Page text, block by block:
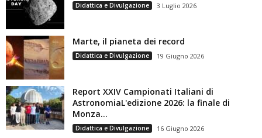
Didattica e Divulgazione 3 Luglio 2026
Marte, il pianeta dei record
Didattica e Divulgazione 19 Giugno 2026
Report XXIV Campionati Italiani di
AstronomiaL'edizione 2026: la finale di
Monza...
Didattica e Divulgazione
16 Giugno 2026